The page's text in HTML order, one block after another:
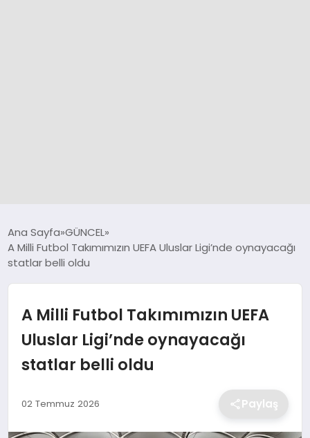
SPOR
DÜNYA
SİYASET
MAGAZİN
Ana Sayfa GÜNCEL
A Milli Futbol Takımımızın UEFA Uluslar Ligi’nde oynayacağı
statlar belli oldu
A Milli Futbol Takımımızın UEFA
Uluslar Ligi’nde oynayacağı
statlar belli oldu
02 Temmuz 2026 Paylaş